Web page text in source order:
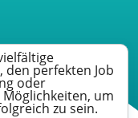
den perfekten Job
oder
um
zu sein.